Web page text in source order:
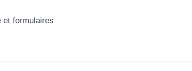
et formulaires